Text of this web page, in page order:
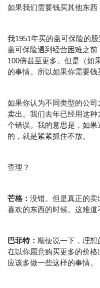
如果我们需要钱买其他东西
我1951年买的盖可保险的
盖可保险遇到经营困难之
100倍甚至更多。但是（如
的事情。所以如果你需要钱
如果你认为不同类型的公
卖出。我们去年已经用这
个错误。我的意思是，如
的，就是紧紧抓住不放。
查理？
芒格： 没错。但是真正的
喜欢的东西的时候。这难
巴菲特： 顺便说一下，理
在以你愿意购买更多的价
应该多做一些这样的事情。